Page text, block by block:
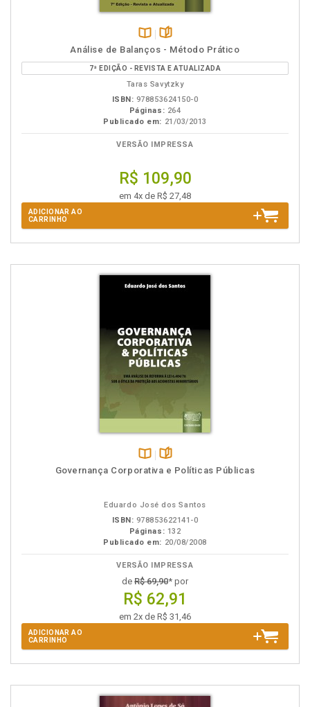
Disponível
na
B.V.
páginas
Análise de Balanços - Método Prático
7ª EDIÇÃO - REVISTA E ATUALIZADA
Taras Savytzky
ISBN: 978853624150-0
Páginas: 264
Publicado em: 21/03/2013
VERSÃO IMPRESSA
R$ 109,90
em 4x de R$ 27,48
ADICIONAR AO
CARRINHO
Disponível
páginas
Governança Corporativa e Políticas Públicas
Eduardo José dos Santos
ISBN: 978853622141-0
Páginas: 132
Publicado em: 20/08/2008
VERSÃO IMPRESSA
de R$ 69,90* por
R$ 62,91
em 2x de R$ 31,46
ADICIONAR AO
CARRINHO